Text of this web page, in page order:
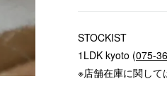
STOCKIST
1LDK kyoto (075-
※店舗在庫に関して